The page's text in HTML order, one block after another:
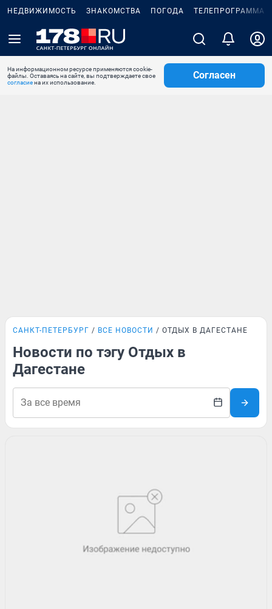
НЕДВИЖИМОСТЬ ЗНАКОМСТВА ПОГОДА ТЕЛЕПРОГРАММА
На информационном ресурсе применяются cookie-
файлы. Оставаясь на сайте, вы подтверждаете свое
согласиена их использование.
Согласен
САНКТ-ПЕТЕРБУРГ ВСЕ НОВОСТИ ОТДЫХ В ДАГЕСТАНЕ
Новости по тэгу Отдых в
Дагестане